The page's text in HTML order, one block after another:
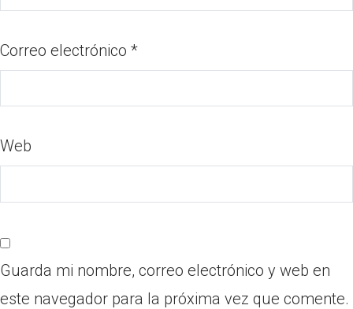
Correo electrónico *
Web
Guarda mi nombre, correo electrónico y web en
este navegador para la próxima vez que comente.